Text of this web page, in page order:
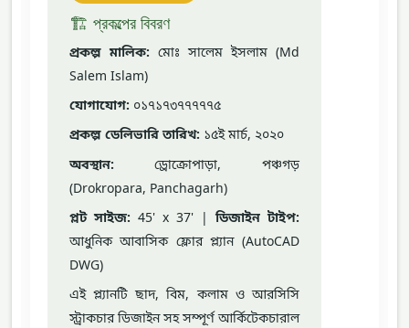
🏗️ প্রকল্পের বিবরণ
প্রকল্প মালিক: মোঃ সালেম ইসলাম (Md
Salem Islam)
যোগাযোগ: ০১৭১৭৩৭৭৭৭৭৫
প্রকল্প ডেলিভারি তারিখ: ১৫ই মার্চ, ২০২০
অবস্থান: ড্রোক্রোপাড়া, পঞ্চগড়
(Drokropara, Panchagarh)
প্লট সাইজ: 45' x 37' |ডিজাইন টাইপ:
আধুনিক আবাসিক ফ্লোর প্ল্যান (AutoCAD
DWG)
এই প্ল্যানটি ছাদ, বিম, কলাম ও আরসিসি
স্ট্রাকচার ডিজাইন সহ সম্পূর্ণ আর্কিটেকচারাল